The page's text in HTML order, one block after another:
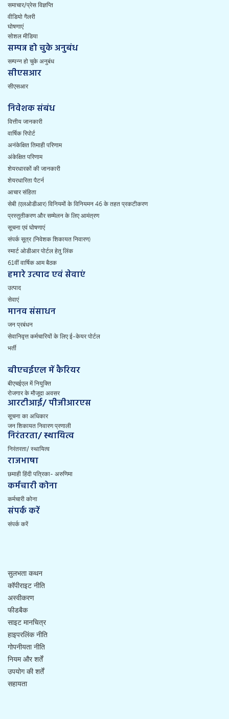
समाचार/प्रेस विज्ञप्ति
वीडियो गैलरी
घोषणाएं
सोशल मीडिया
सम्पन्न हो चुके अनुबंध
सम्पन्न हो चुके अनुबंध
सीएसआर
सीएसआर
निवेशक संबंध
वित्तीय जानकारी
वार्षिक रिपोर्ट
अनंकेक्षित तिमाही परिणाम
अंकेक्षित परिणाम
शेयरधारकों की जानकारी
शेयरधारिता पैटर्न
आचार संहिता
सेबी (एलओडीआर) विनियमों के विनियमन 46 के तहत प्रकटीकरण
प्रस्तुतीकरण और सम्मेलन के लिए आमंत्रण
सूचना एवं घोषणाएं
संपर्क सूत्र (निवेशक शिकायत निवारण)
स्मार्ट ओडीआर पोर्टल हेतु लिंक
61वीं वार्षिक आम बैठक
हमारे उत्पाद एवं सेवाएं
उत्पाद
सेवाएं
मानव संसाधन
जन प्रबंधन
सेवानिवृत्त कर्मचारियों के लिए ई-केयर पोर्टल
भर्ती
बीएचईएल में कैरियर
बीएचईएल में नियुक्ति
रोजगार के मौजूदा अवसर
आरटीआई/ पीजीआरएस
सूचना का अधिकार
जन शिकायत निवारण प्रणाली
निरंतरता/ स्थायित्व
निरंतरता/ स्थायित्व
राजभाषा
छमाही हिंदी पत्रिका- अरुणिमा
कर्मचारी कोना
कर्मचारी कोना
संपर्क करें
संपर्क करें
Footer
Menu
सुलभता कथन
कॉपीराइट नीति
अस्वीकरण
फीडबैक
साइट मानचित्र
हाइपरलिंक नीति
गोपनीयता नीति
नियम और शर्तें
उपयोग की शर्तें
सहायता